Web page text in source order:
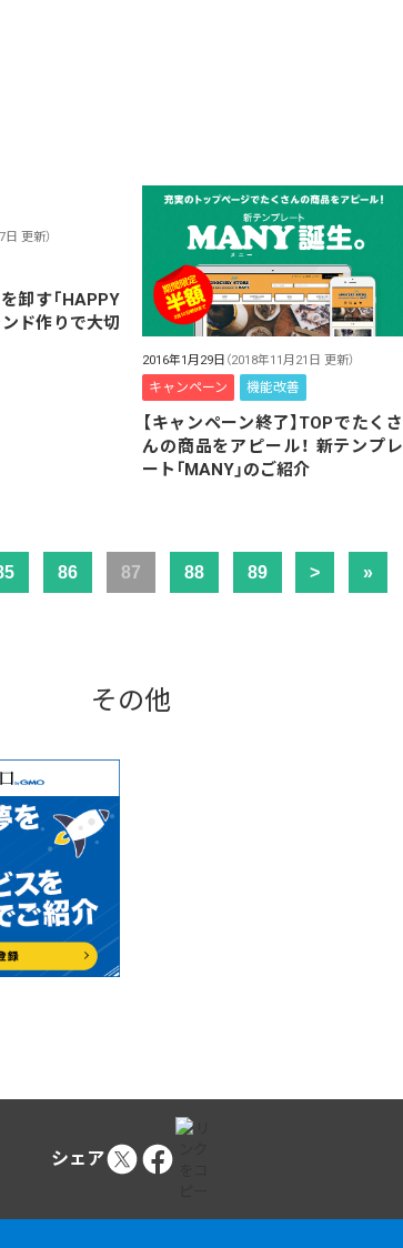
日 更新）
卸す「HAPPY
ンド作りで大切
2016年1月29日 （2018年11月21日 更新）
キャンペーン 機能改善
【キャンペーン終了】TOPでたくさ
んの商品をアピール！ 新テンプレ
ート「MANY」のご紹介
86 87 88 89 > »
その他
シェア